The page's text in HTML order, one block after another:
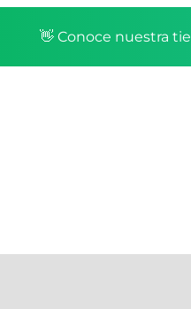
👋 Conoce nuestra